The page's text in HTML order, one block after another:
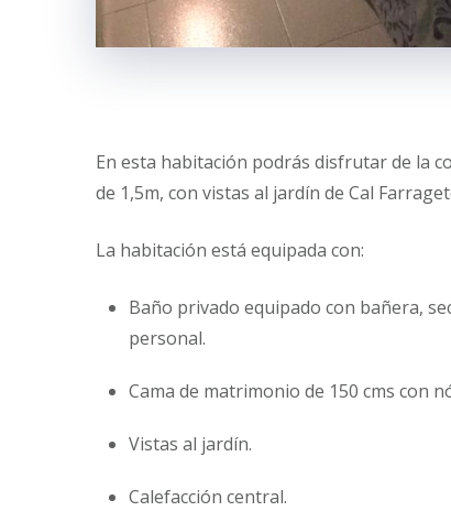
En esta habitación podrás disfrutar de la
de 1,5m, con vistas al jardín de Cal
La habitación está equipada con:
Baño privado equipado con bañera,
personal.
Cama de matrimonio de 150 cms con
Vistas al jardín.
Calefacción central.